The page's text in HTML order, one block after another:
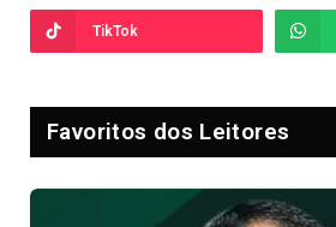
TikTok
Favoritos dos Leitores